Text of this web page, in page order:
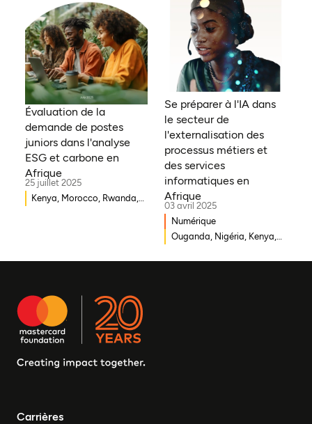
Erythrée, Gambie, Eswatini,
République démocratique
du Congo, Tanzanie,
Nigéria, Zimbabwe, Sud
Soudan, Afrique du Sud,
Cameroun, Éthiopie, Niger,
Morocco, Malawi, Tchad,
Syrie, Mali, Togo, Somalie
Évaluation de la
demande de postes
juniors dans l'analyse
ESG et carbone en
Afrique
25 juillet 2025
Kenya, Morocco, Rwanda,
du Congo, Malawi, Gambie,
d'Ivoire, Zambie, Syrie,
Tchad, Eswatini, Zimbabwe,
Tanzanie, Sud Soudan,
Afrique du Sud, Guinée-
Bénin, Togo
Se préparer à l'IA dans
le secteur de
l'externalisation des
processus métiers et
des services
informatiques en
Afrique
03 avril 2025
Numérique
Ouganda, Nigéria, Kenya,
Carrières